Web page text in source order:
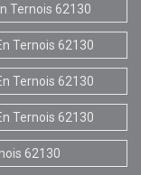
Ternois 62130
Ternois 62130
Ternois 62130
Ternois 62130
62130